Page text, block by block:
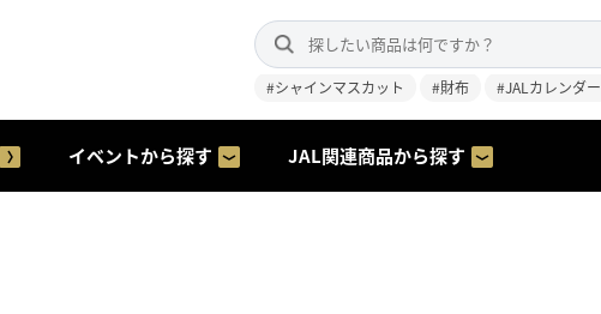
#シャインマスカット #財布 #JALカレンダー
イベントから探す JAL関連商品から探す